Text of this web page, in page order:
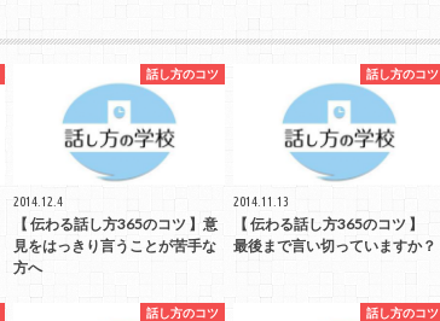
話し方のコツ
2014.12.4
【 伝わる話し方365のコツ 】意
見をはっきり言うことが苦手な
方へ
話し方のコツ
2014.11.13
【 伝わる話し方365のコツ 】
最後まで言い切っていますか？
話し方のコツ 話し方のコツ